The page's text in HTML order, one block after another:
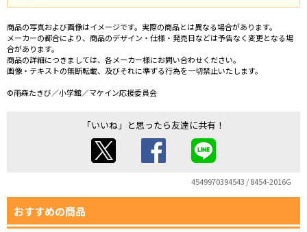
商品の写真および画像はイメージです。実際の商品とは異なる場合があります。
メーカーの都合により、商品のデザイン・仕様・発売日などは予告なく変更となる場
合があります。
商品の詳細につきましては、各メーカー様にお問い合わせください。
画像・テキストの無断転載、及びそれに準ずる行為を一切禁止いたします。
©雨森たきび／小学館／マケイン応援委員会
「いいね」と思ったら友達に共有！
4549970394543 / 8454-2016G
おすすめの商品